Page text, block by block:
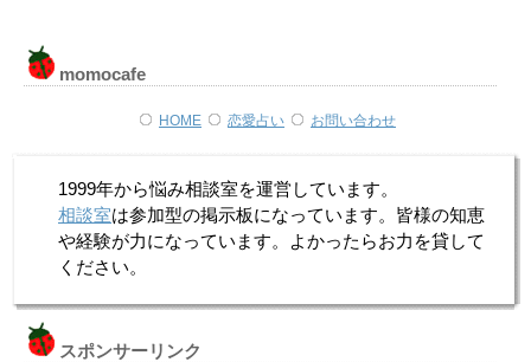
momocafe
HOME 恋愛占い お問い合わせ
1999年から悩み相談室を運営しています。
相談室は参加型の掲示板になっています。皆様の知恵
や経験が力になっています。よかったらお力を貸して
ください。
スポンサーリンク